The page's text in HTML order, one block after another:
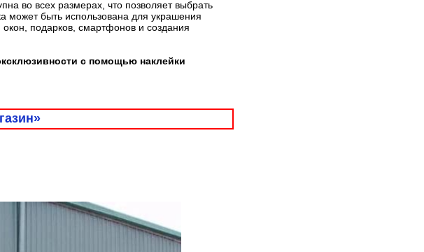
во всех размерах, что позволяет выбрать
может быть использована для украшения
подарков, смартфонов и создания
с помощью наклейки